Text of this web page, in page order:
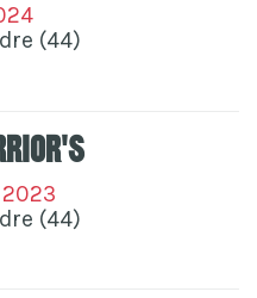
(44)
(44)